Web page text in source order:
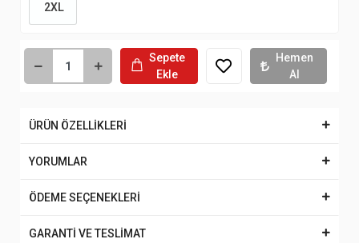
2XL
Sepete
Ekle
Hemen
Al
ÜRÜN ÖZELLİKLERİ
YORUMLAR
ÖDEME SEÇENEKLERİ
GARANTİ VE TESLİMAT